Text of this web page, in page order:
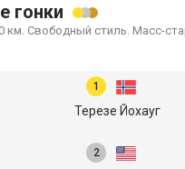
гонки
км. Свободный стиль. Масс-
Терезе Йохауг